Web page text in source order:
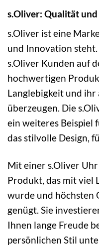
s.Oliver: Qualität
s.Oliver ist eine
und Innovation
s.Oliver Kunden auf
hochwertigen
Langlebigkeit und ihr
überzeugen. Die
ein weiteres Beispiel
das stilvolle Design,
Mit einer s.Oliver
Produkt, das mit viel
wurde und höchsten
genügt. Sie
Ihnen lange Freude
persönlichen Stil